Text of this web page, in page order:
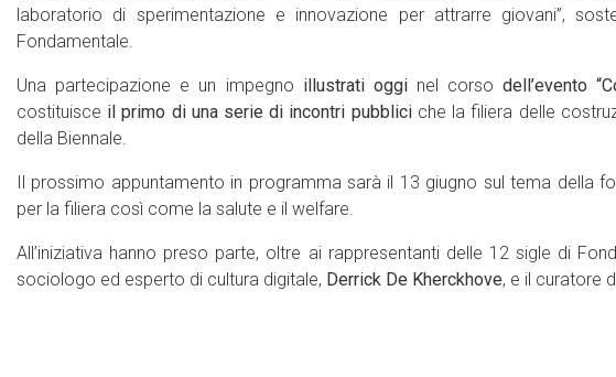
laboratorio di sperimentazione e innovazione per attrarre giovani”,
Fondamentale.
Una partecipazione e un impegno illustrati oggi nel corsodell’evento
costituisce il primo di una serie di incontri pubbliciche la filiera delle
della Biennale.
Il prossimo appuntamento in programma sarà il 13 giugno sul tema della
per la filiera così come la salute e il welfare.
All’iniziativa hanno preso parte, oltre ai rappresentanti delle 12 sigle di
sociologo ed esperto di cultura digitale, Derrick De Kherckhove, e il curatore